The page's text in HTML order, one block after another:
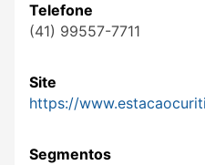
Telefone
(41) 99557-7711
Site
https://
Segmentos